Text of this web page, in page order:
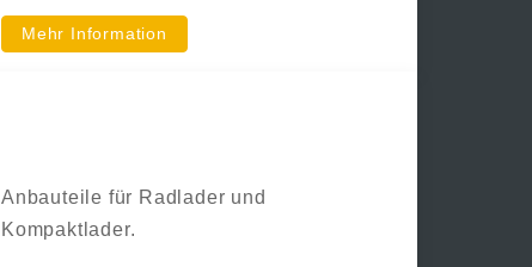
Mehr Information
Anbauteile für Radlader und
Kompaktlader.